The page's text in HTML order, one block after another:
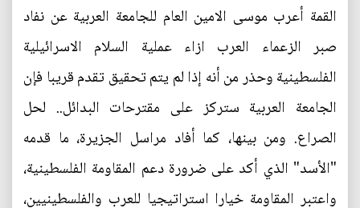
القمة أعرب موسى الامين العام للجامعة العربية عن نفاد
صبر الزعماء العرب ازاء عملية السلام الاسرائيلية
الفلسطينية وحذر من أنه إذا لم يتم تحقيق تقدم قريبا فإن
الجامعة العربية ستركز على مقترحات البدائل.. لحل
الصراع. ومن بينها، كما أفاد مراسل الجزيرة، ما قدمه
"الأسد" الذي أكد على ضرورة دعم المقاومة الفلسطينية،
واعتبر المقاومة خيارا استراتيجيا للعرب والفلسطينيين،